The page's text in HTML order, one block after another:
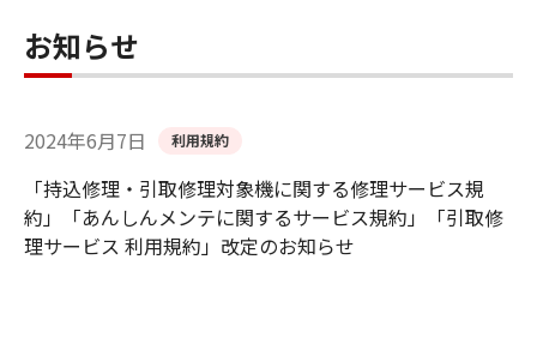
お知らせ
2024年6月7日 利用規約
「持込修理・引取修理対象機に関する修理サービス規
約」「あんしんメンテに関するサービス規約」「引取修
理サービス 利用規約」改定のお知らせ